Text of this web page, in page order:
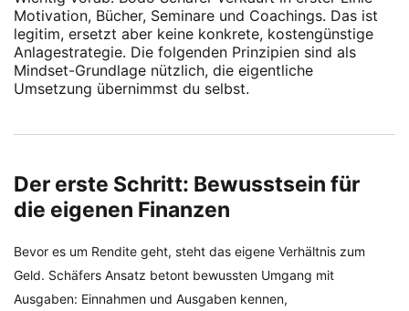
Motivation, Bücher, Seminare und Coachings. Das ist
legitim, ersetzt aber keine konkrete, kostengünstige
Anlagestrategie. Die folgenden Prinzipien sind als
Mindset-Grundlage nützlich, die eigentliche
Umsetzung übernimmst du selbst.
Der erste Schritt: Bewusstsein für
die eigenen Finanzen
Bevor es um Rendite geht, steht das eigene Verhältnis zum
Geld. Schäfers Ansatz betont bewussten Umgang mit
Ausgaben: Einnahmen und Ausgaben kennen,